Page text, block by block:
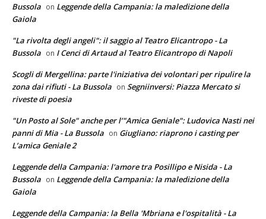
Bussola on Leggende della Campania: la maledizione della
Gaiola
"La rivolta degli angeli": il saggio al Teatro Elicantropo - La
Bussola on I Cenci di Artaud al Teatro Elicantropo di Napoli
Scogli di Mergellina: parte l'iniziativa dei volontari per ripulire la
zona dai rifiuti - La Bussola on Segniinversi: Piazza Mercato si
riveste di poesia
"Un Posto al Sole" anche per l’"Amica Geniale": Ludovica Nasti nei
panni di Mia - La Bussola on Giugliano: riaprono i casting per
L’amica Geniale 2
Leggende della Campania: l'amore tra Posillipo e Nisida - La
Bussola on Leggende della Campania: la maledizione della
Gaiola
Leggende della Campania: la Bella 'Mbriana e l'ospitalità - La